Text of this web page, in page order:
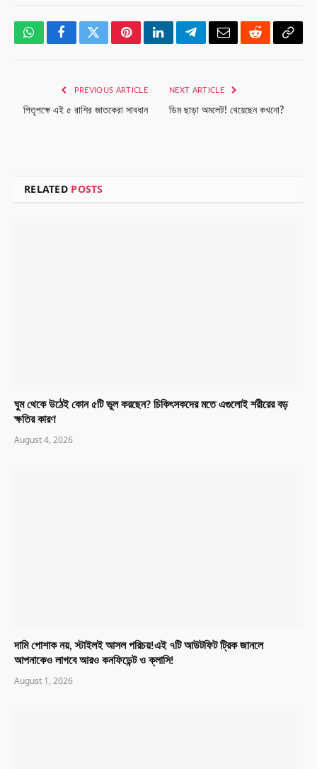
WhatsAppFacebookTwitterPinterestLinkedInTelegramEmailRedditCopy
PREVIOUS ARTICLE
পিতৃপক্ষে এই ৫ রাশির জাতকেরা সাবধান
NEXT ARTICLE
ডিম ছাড়া অমলেট! খেয়েছেন কখনো?
RELATED POSTS
ঘুম থেকে উঠেই কোন ৫টি ভুল করছেন? চিকিৎসকদের মতে এগুলোই শরীরের বড়
ক্ষতির কারণ
August 4, 2026
দামি পোশাক নয়, স্টাইলই আসল পরিচয়!এই ৭টি আউটফিট ট্রিক জানলে
আপনাকেও লাগবে আরও কনফিডেন্ট ও ক্লাসি!
August 1, 2026